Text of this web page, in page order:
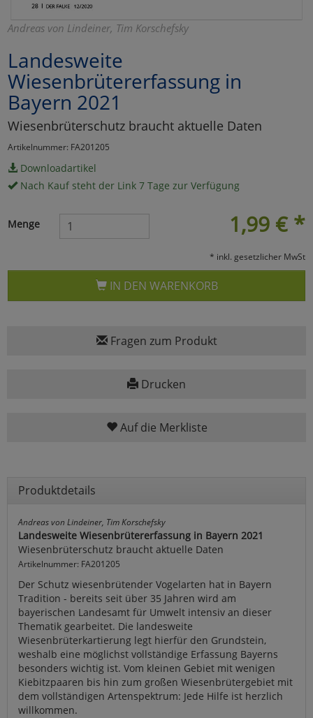
Andreas von Lindeiner, Tim Korschefsky
Landesweite
Wiesenbrütererfassung in
Bayern 2021
Wiesenbrüterschutz braucht aktuelle Daten
Artikelnummer: FA201205
Downloadartikel
Nach Kauf steht der Link 7 Tage zur Verfügung
1,99 € *
Menge
* inkl. gesetzlicher MwSt
IN DEN WARENKORB
Fragen zum Produkt
Drucken
Auf die Merkliste
Produktdetails
Andreas von Lindeiner, Tim Korschefsky
Landesweite Wiesenbrütererfassung in Bayern 2021
Wiesenbrüterschutz braucht aktuelle Daten
Artikelnummer: FA201205
Der Schutz wiesenbrütender Vogelarten hat in Bayern
Tradition - bereits seit über 35 Jahren wird am
bayerischen Landesamt für Umwelt intensiv an dieser
Thematik gearbeitet. Die landesweite
Wiesenbrüterkartierung legt hierfür den Grundstein,
weshalb eine möglichst vollständige Erfassung Bayerns
besonders wichtig ist. Vom kleinen Gebiet mit wenigen
Kiebitzpaaren bis hin zum großen Wiesenbrütergebiet mit
dem vollständigen Artenspektrum: Jede Hilfe ist herzlich
willkommen.
Marketing
Umfragetools
Alle Akzeptieren
Cookies
Einstellungen speichern
zurück
zu Haupptseite